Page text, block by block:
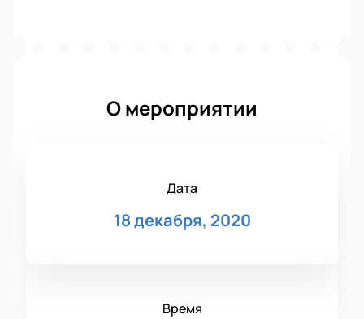
О мероприятии
Дата
18 декабря, 2020
Время